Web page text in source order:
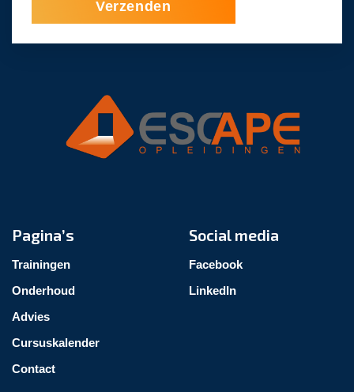
Verzenden
Pagina’s
Trainingen
Onderhoud
Advies
Cursuskalender
Contact
Social media
Facebook
LinkedIn